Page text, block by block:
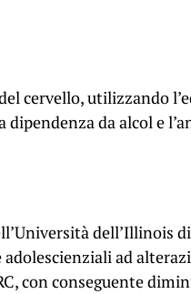
cervello, utilizzando
da alcol e
dell’Illinois
ad
con conseguente